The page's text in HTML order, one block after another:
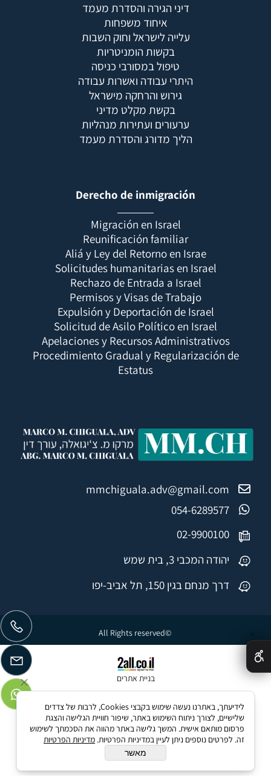
דיני הגירה והסדרת מעמד
איחוד משפחות
עלייה לישראל וחוק השבות
בקשות הומניטריות
טיפול במסורבי כניסה
היתרי עבודה ואשרות עבודה
גירוש והרחקה מישראל
בקשת מקלט מדיני
ערעורים ועתירות מנהליות
הליך מדורג והסדרת מעמד
Derecho de inmigración
Migración en Israel
Reunificación familiar
Aliá y Ley del Retorno en Israe
Solicitudes humanitarias en Israel
Rechazo de Entrada a Israel
Permisos y Visas de Trabajo
Expulsión y Deportación de Israel
Solicitud de Asilo Político en Israel
Apelaciones y Recursos Administrativos
Procedimiento Gradual y Regularización de
Estatus
mmchiguala.adv@gmail.com
054-6289577
02-9900100
יהודה המכבי 3, בית שמש
דרך מנחם בגין 150, תל אביב-יפו
©All Rights reserved
בניית אתרים
לידיעתך, באתרנו נעשה שימוש בקבצי Cookies, לרבות של צדדים
שלישיים, לצורך ניתוח השימוש באתר, שיפור חוויית הגלישה והצגת
פרסום מותאם אישית. המשך גלישה באתר מהווה את הסכמתך לשימוש
זה. לפרטים נוספים ניתן לעיין במדיניות הפרטיות. מדיניות הפרטיות
מאשר